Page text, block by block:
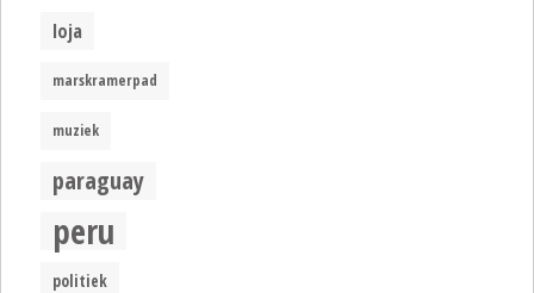
loja
marskramerpad
muziek
paraguay
peru
politiek